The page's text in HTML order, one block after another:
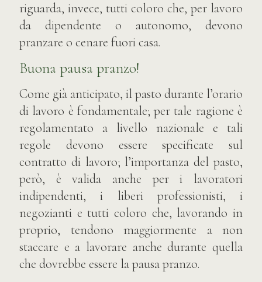
riguarda, invece, tutti coloro che, per lavoro
da dipendente o autonomo, devono
pranzare o cenare fuori casa.
Buona pausa pranzo!
Come già anticipato, il pasto durante l’orario
di lavoro è fondamentale; per tale ragione è
regolamentato a livello nazionale e tali
regole devono essere specificate sul
contratto di lavoro; l’importanza del pasto,
però, è valida anche per i lavoratori
indipendenti, i liberi professionisti, i
negozianti e tutti coloro che, lavorando in
proprio, tendono maggiormente a non
staccare e a lavorare anche durante quella
che dovrebbe essere la pausa pranzo.